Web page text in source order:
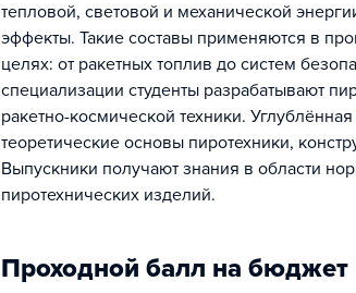
тепловой, световой и механической
эффекты. Такие составы применяются в
целях: от ракетных топлив до систем
специализации студенты разрабатывают
ракетно-космической техники.
теоретические основы пиротехники,
Выпускники получают знания в области
пиротехнических изделий.
Проходной балл на бюджет